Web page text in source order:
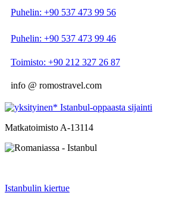
Puhelin: +90 537 473 99 56
Puhelin: +90 537 473 99 46
Toimisto: +90 212 327 26 87
info @ romostravel.com
Matkatoimisto A-13114
Istanbulin kiertue